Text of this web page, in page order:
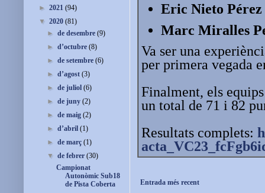
Eric Nieto Pérez
Marc Miralles
Va ser una
per primera vegada
Finalment, els
un total de 71 i 82
Resultats complets:
Entrada més recent
► 2021 (94)
▼ 2020 (81)
►de desembre(9)
►d’octubre(8)
►de setembre(6)
►d’agost(3)
►de juliol(6)
►de juny(2)
►de maig(2)
►d’abril(1)
►de març(1)
▼de febrer(30)
Campionat
Autonòmic Sub18
de Pista Coberta